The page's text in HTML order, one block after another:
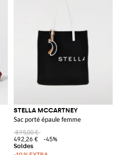
STELLA MCCARTNEY
Sac porté épaule femme
895,00 €
492,26 €
-45%